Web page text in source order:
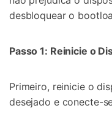
desbloquear o
Passo 1: Reinicie o
Primeiro, reinicie o
desejado e conecte-